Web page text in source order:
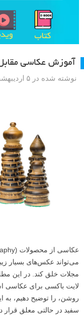
آموزش عکاسی
نوشته شده در ۵ اردیبهشت ۱۳۹۴
می‌تواند عکس‌های بسیار
مجلات خلق کند. در این
لایت باکسی برای عکاسی
روشن، را توضیح دهیم،
سفید در حالتی معلق قرار